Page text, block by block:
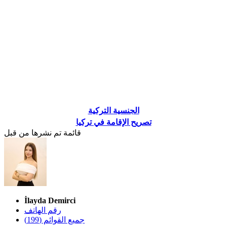
الجنسية التركية
تصريح الإقامة في تركيا
قائمة تم نشرها من قبل
İlayda Demirci
رقم الهاتف
جميع القوائم (199)